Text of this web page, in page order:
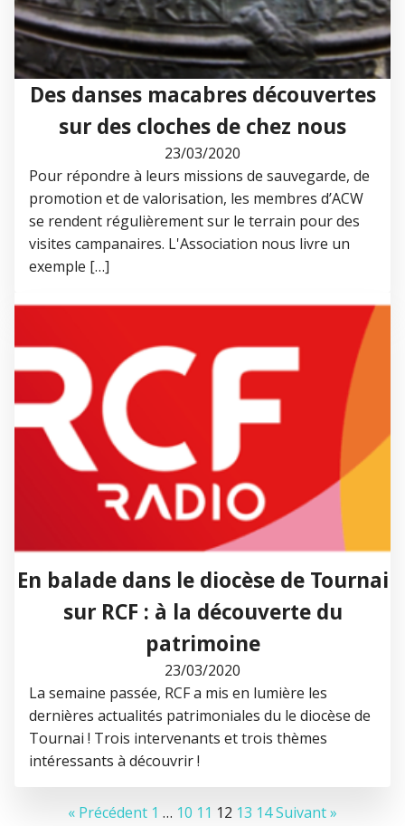
Des danses macabres découvertes
sur des cloches de chez nous
23/03/2020
Pour répondre à leurs missions de sauvegarde, de
promotion et de valorisation, les membres d’ACW
se rendent régulièrement sur le terrain pour des
visites campanaires. L'Association nous livre un
exemple […]
En balade dans le diocèse de Tournai
sur RCF : à la découverte du
patrimoine
23/03/2020
La semaine passée, RCF a mis en lumière les
dernières actualités patrimoniales du le diocèse de
Tournai ! Trois intervenants et trois thèmes
intéressants à découvrir !
« Précédent 1 … 10 11 12 13 14Suivant »